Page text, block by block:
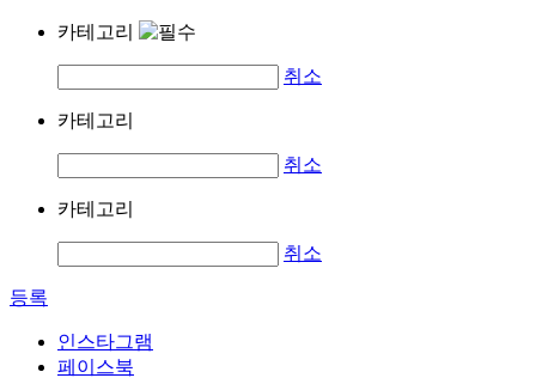
카테고리
취소
카테고리
취소
카테고리
취소
등록
인스타그램
페이스북